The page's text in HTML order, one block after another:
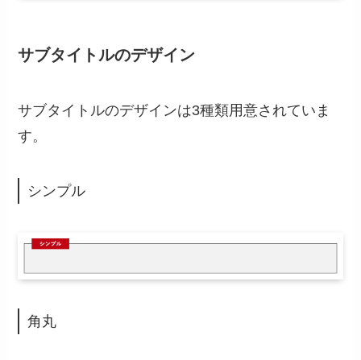
サブタイトルのデザイン
サブタイトルのデザインは3種類用意されていま
す。
シンプル
角丸